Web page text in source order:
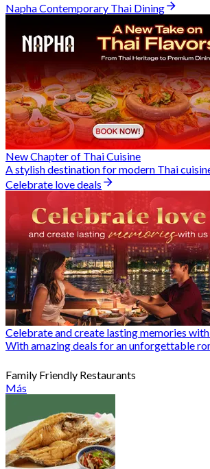
Napha Contemporary Thai Dining
New Chapter of Thai Cuisine
Celebrate love deals
Family Friendly Restaurants
Más